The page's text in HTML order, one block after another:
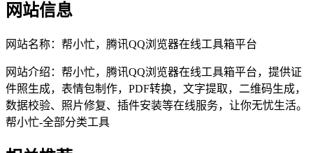
网站信息
网站名称： 帮小忙，腾讯QQ浏览器在线工具箱平台
网站介绍： 帮小忙，腾讯QQ浏览器在线工具箱平台，提供证
件照生成，表情包制作，PDF转换，文字提取，二维码生成，
数据校验、照片修复、插件安装等在线服务，让你无忧生活。
帮小忙-全部分类工具